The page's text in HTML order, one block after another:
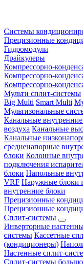
Системы
Прецизионные
Гидромодули
Драйкулеры
Компрессорно-
Компрессорно-
Компрессорно-
Мульти сплит-системы
Big Multi Smart Multi
Мультизональные
Канальные
воздуха Канальные
Канальные
средненапорные
блоки Колонные
подключения
блоки Напольные
VRF Наружные блоки
внутренние блоки
Прецизионные
Прецизионные
Сплит-системы
Инверторные
системы Кассетные
(кондиционеры)
Настенные сплит-
Сплит-системы